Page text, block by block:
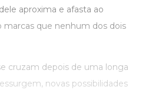
aproxima e afasta ao
que nenhum dos dois
cruzam depois de uma longa
novas possibilidades